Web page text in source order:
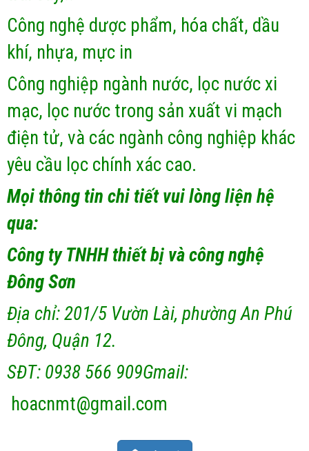
Công nghệ dược phẩm, hóa chất, dầu
khí, nhựa, mực in
Công nghiệp ngành nước, lọc nước xi
mạc, lọc nước trong sản xuất vi mạch
điện tử, và các ngành công nghiệp khác
yêu cầu lọc chính xác cao.
Mọi thông tin chi tiết vui lòng liện hệ
qua:
Công ty TNHH thiết bị và công nghệ
Đông Sơn
Địa chỉ: 201/5 Vườn Lài, phường An Phú
Đông, Quận 12.
SĐT: 0938 566 909Gmail:
hoacnmt@gmail.com